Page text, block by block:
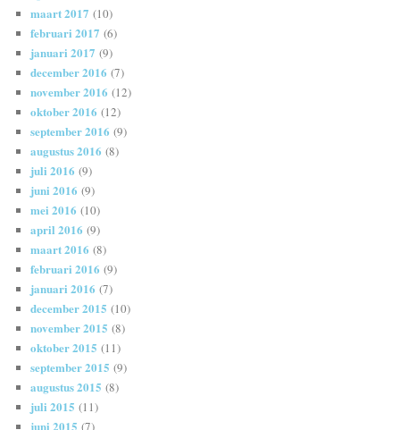
maart 2017 (10)
februari 2017 (6)
januari 2017 (9)
december 2016 (7)
november 2016 (12)
oktober 2016 (12)
september 2016 (9)
augustus 2016 (8)
juli 2016 (9)
juni 2016 (9)
mei 2016 (10)
april 2016 (9)
maart 2016 (8)
februari 2016 (9)
januari 2016 (7)
december 2015 (10)
november 2015 (8)
oktober 2015 (11)
september 2015 (9)
augustus 2015 (8)
juli 2015 (11)
juni 2015 (7)